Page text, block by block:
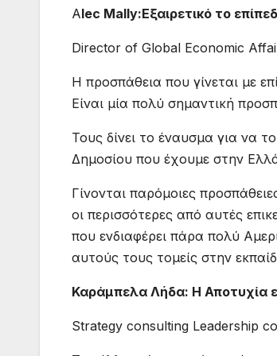
Alec Mally:Εξαιρετικό το
Director of Global Economic
Η προσπάθεια που γίνεται με
Είναι μία πολύ σημαντική
Τους δίνει το έναυσμα για να
Δημοσίου που έχουμε στην
Γίνονται παρόμοιες
οι περισσότερες από αυτές
που ενδιαφέρει πάρα πολύ
αυτούς τους τομείς στην
Καράμπελα Λήδα: Η Αποτυχία
Strategy consulting Leadership